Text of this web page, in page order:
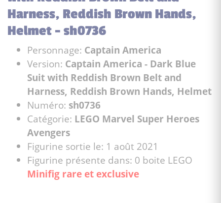
Harness, Reddish Brown Hands,
Helmet - sh0736
Personnage: Captain America
Version: Captain America - Dark Blue
Suit with Reddish Brown Belt and
Harness, Reddish Brown Hands, Helmet
Numéro: sh0736
Catégorie: LEGO Marvel Super Heroes
Avengers
Figurine sortie le: 1 août 2021
Figurine présente dans: 0 boite LEGO
Minifig rare et exclusive